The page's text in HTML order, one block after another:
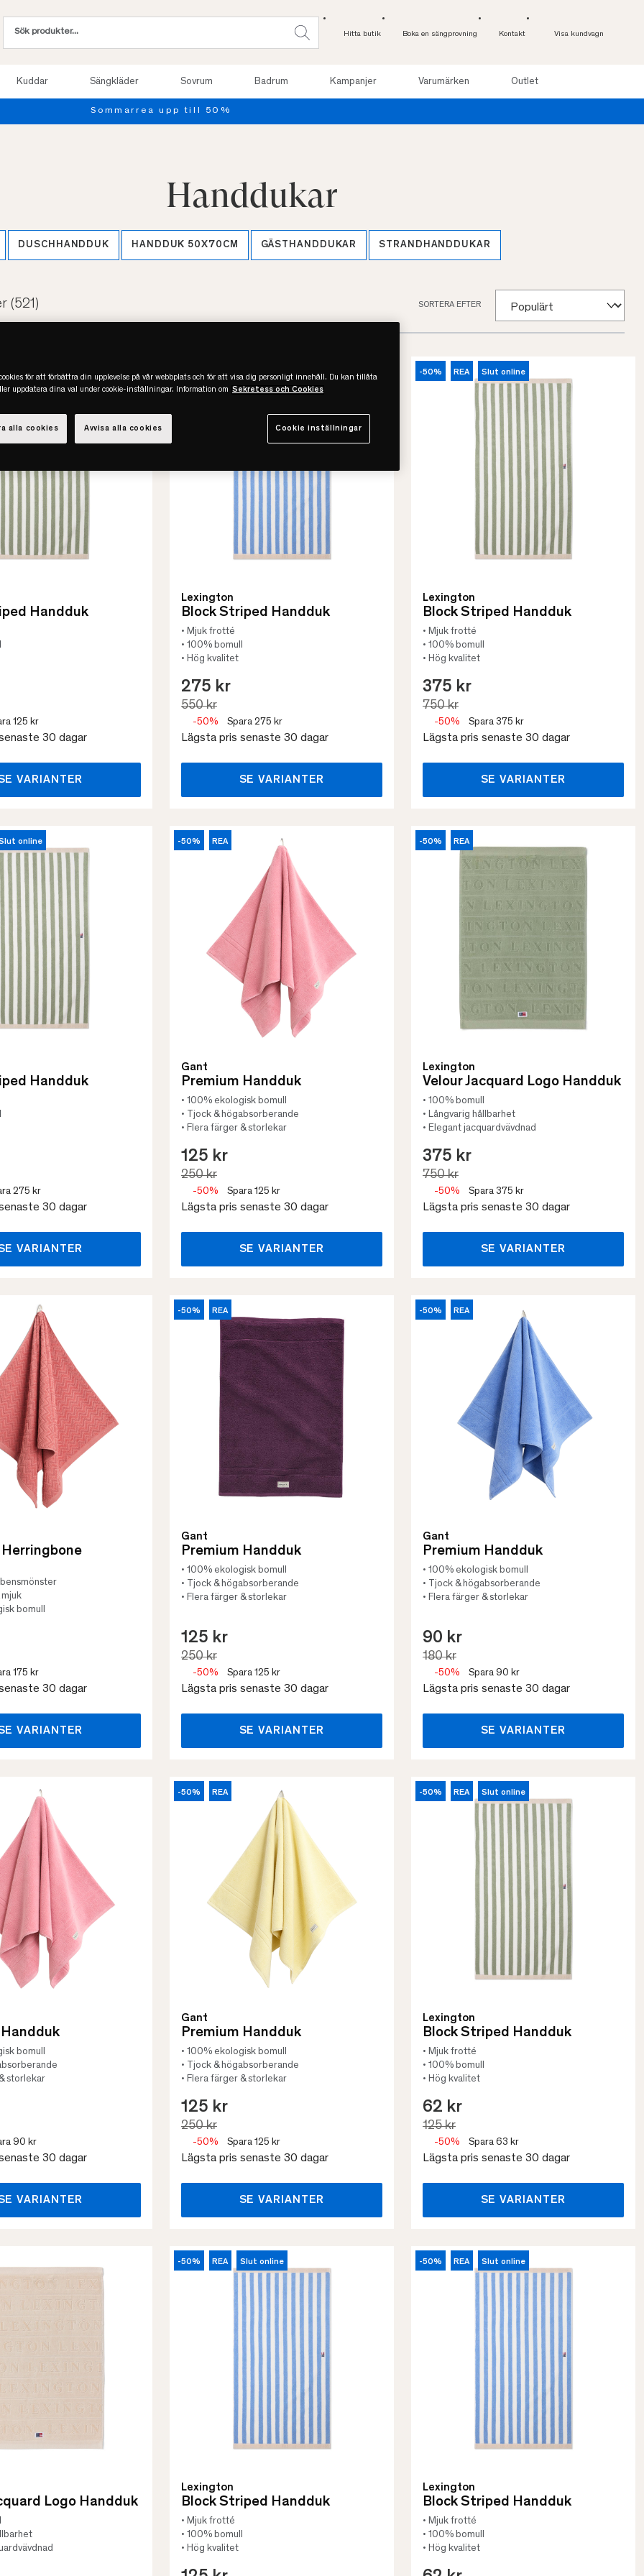
Hitta butik Boka en sängprovning Kontakt Visa kundvagn
Kuddar Sängkläder Sovrum Badrum Kampanjer Varumärken Outlet
Provsov upp till 100 nätter. Läs mer
Handdukar
DUSCHHANDDUK HANDDUK 50X70CM GÄSTHANDDUKAR STRANDHANDDUKAR
(521) SORTERA EFTER
Handduk
125 kr
30 dagar
VARIANTER
-50% REA Slut online
Lexington
Block Striped Handduk
• Mjuk frotté
• 100% bomull
• Hög kvalitet
275 kr
550 kr
-50% Spara 275 kr
Lägsta pris senaste 30 dagar
SE VARIANTER
-50% REA Slut online
Lexington
Block Striped Handduk
• Mjuk frotté
• 100% bomull
• Hög kvalitet
375 kr
750 kr
-50% Spara 375 kr
Lägsta pris senaste 30 dagar
SE VARIANTER
online
Handduk
275 kr
30 dagar
VARIANTER
-50% REA
Gant
Premium Handduk
• 100% ekologisk bomull
• Tjock & högabsorberande
• Flera färger & storlekar
125 kr
250 kr
-50% Spara 125 kr
Lägsta pris senaste 30 dagar
SE VARIANTER
-50% REA
Lexington
Velour Jacquard Logo Handduk
• 100% bomull
• Långvarig hållbarhet
• Elegant jacquardvävdnad
375 kr
750 kr
-50% Spara 375 kr
Lägsta pris senaste 30 dagar
SE VARIANTER
mjuk
bomull
175 kr
30 dagar
VARIANTER
-50% REA
Gant
Premium Handduk
• 100% ekologisk bomull
• Tjock & högabsorberande
• Flera färger & storlekar
125 kr
250 kr
-50% Spara 125 kr
Lägsta pris senaste 30 dagar
SE VARIANTER
-50% REA
Gant
Premium Handduk
• 100% ekologisk bomull
• Tjock & högabsorberande
• Flera färger & storlekar
90 kr
180 kr
-50% Spara 90 kr
Lägsta pris senaste 30 dagar
SE VARIANTER
bomull
storlekar
90 kr
30 dagar
VARIANTER
-50% REA
Gant
Premium Handduk
• 100% ekologisk bomull
• Tjock & högabsorberande
• Flera färger & storlekar
125 kr
250 kr
-50% Spara 125 kr
Lägsta pris senaste 30 dagar
SE VARIANTER
-50% REA Slut online
Lexington
Block Striped Handduk
• Mjuk frotté
• 100% bomull
• Hög kvalitet
62 kr
125 kr
-50% Spara 63 kr
Lägsta pris senaste 30 dagar
SE VARIANTER
Logo Handduk
-50% REA Slut online
Lexington
Block Striped Handduk
• Mjuk frotté
• 100% bomull
• Hög kvalitet
-50% REA Slut online
Lexington
Block Striped Handduk
• Mjuk frotté
• 100% bomull
• Hög kvalitet
för att förbättra din upplevelse på vår webbplats och för att visa dig personligt innehåll. Du kan tillåta
uppdatera dina val under cookie-inställningar. Information om Sekretess och Cookies
Cookie inställningar
Avvisa alla cookies
alla cookies